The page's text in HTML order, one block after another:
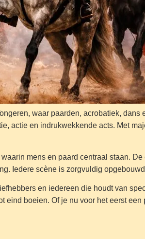
waar paarden, acrobatiek,
actie en indrukwekkende acts. Met
mens en paard centraal staan.
Iedere scène is zorgvuldig
en iedereen die houdt van
boeien. Of je nu voor het eerst